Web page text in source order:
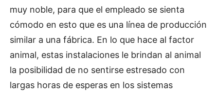
muy noble, para que el empleado se sienta
cómodo en esto que es una línea de producción
similar a una fábrica. En lo que hace al factor
animal, estas instalaciones le brindan al animal
la posibilidad de no sentirse estresado con
largas horas de esperas en los sistemas